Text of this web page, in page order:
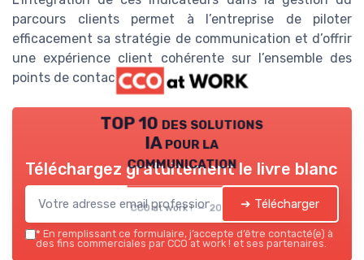
parcours clients permet à l’entreprise de piloter
efficacement sa stratégie de communication et d’offrir
une expérience client cohérente sur l’ensemble des
points de contact.
TOP 10 des solutions
IA pour la
communication
CCO at work ! — 2026
Téléchargez gratuitement le livre blanc
➔ Télécharger
* En remplissant ce formulaire, j’accepte d’être contacté(e) à
des fins commerciales par CCO at work ! et ses partenaires.